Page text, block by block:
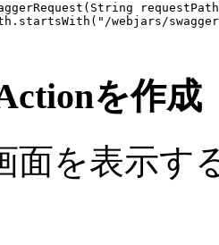
requestPath
.startsWith( "/webjars/
を作成
面を表示す